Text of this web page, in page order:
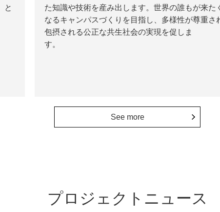
た知識や技術を産み出します。世界の誰もが来たく
なるキャンパスづくりを目指し、多様性が尊重され
包摂される公正な共生社会の実現を促しま
す。
See more
プロジェクトニュース